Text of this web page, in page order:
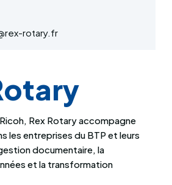
rotary.fr
Rex Rotary accompagne
les entreprises du BTP et leurs
documentaire, la
et la transformation